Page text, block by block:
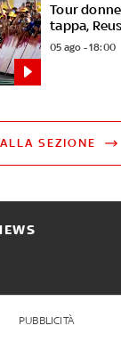
Tour
tappa,
05 ago - 18:00
SEZIONE
PUBBLICITÀ